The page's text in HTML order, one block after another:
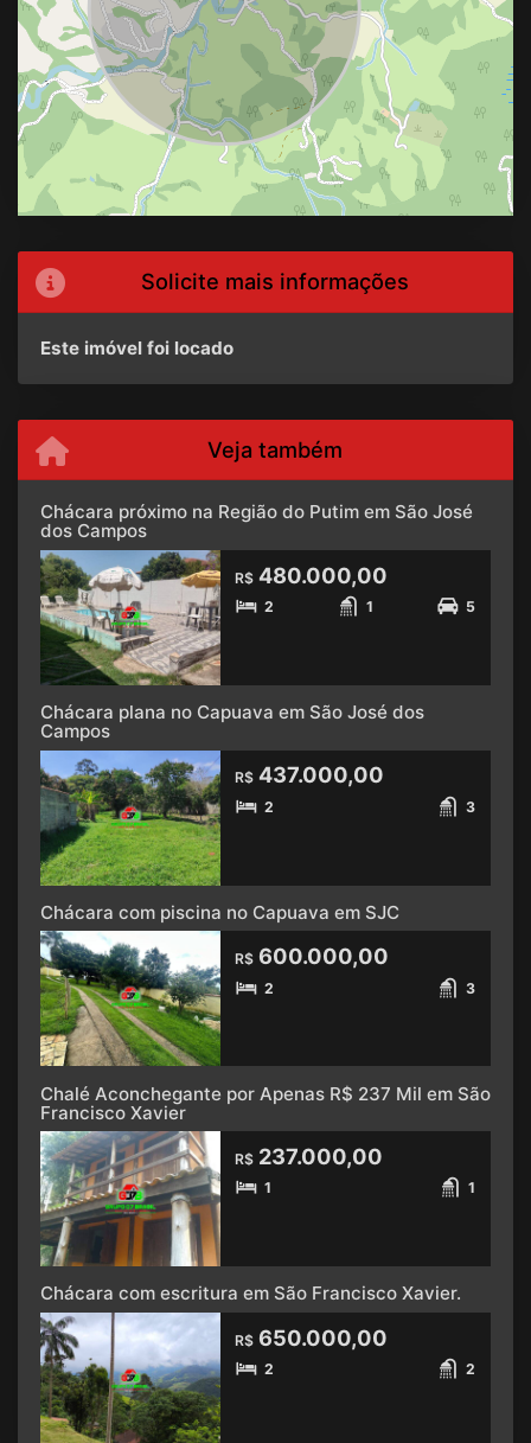
Solicite mais informações
Este imóvel foi locado
Veja também
Chácara próximo na Região do Putim em São José
dos Campos
R$ 480.000,00
2 1 5
Chácara plana no Capuava em São José dos
Campos
R$ 437.000,00
2 3
Chácara com piscina no Capuava em SJC
R$ 600.000,00
2 3
Chalé Aconchegante por Apenas R$ 237 Mil em São
Francisco Xavier
R$ 237.000,00
1 1
Chácara com escritura em São Francisco Xavier.
R$ 650.000,00
2 2